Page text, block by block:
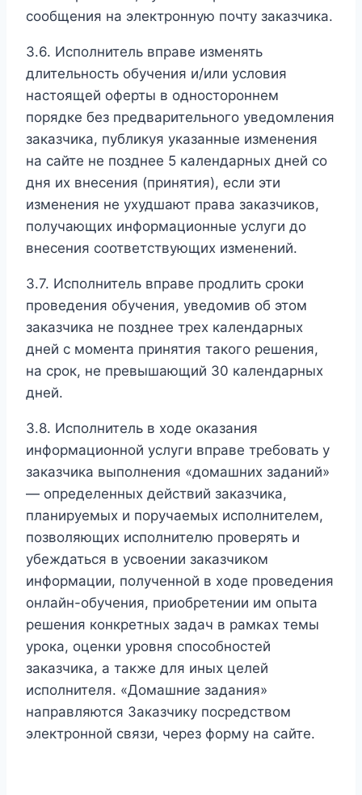
сообщения на электронную почту заказчика.
3.6. Исполнитель вправе изменять
длительность обучения и/или условия
настоящей оферты в одностороннем
порядке без предварительного уведомления
заказчика, публикуя указанные изменения
на сайте не позднее 5 календарных дней со
дня их внесения (принятия), если эти
изменения не ухудшают права заказчиков,
получающих информационные услуги до
внесения соответствующих изменений.
3.7. Исполнитель вправе продлить сроки
проведения обучения, уведомив об этом
заказчика не позднее трех календарных
дней с момента принятия такого решения,
на срок, не превышающий 30 календарных
дней.
3.8. Исполнитель в ходе оказания
информационной услуги вправе требовать у
заказчика выполнения «домашних заданий»
— определенных действий заказчика,
планируемых и поручаемых исполнителем,
позволяющих исполнителю проверять и
убеждаться в усвоении заказчиком
информации, полученной в ходе проведения
онлайн-обучения, приобретении им опыта
решения конкретных задач в рамках темы
урока, оценки уровня способностей
заказчика, а также для иных целей
исполнителя. «Домашние задания»
направляются Заказчику посредством
электронной связи, через форму на сайте.